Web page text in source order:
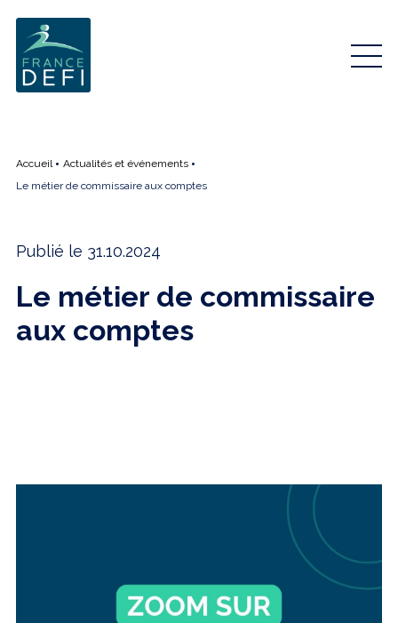
Accueil
Actualités et événements
Le métier de commissaire aux comptes
Publié le 31.10.2024
Le métier de commissaire
aux comptes